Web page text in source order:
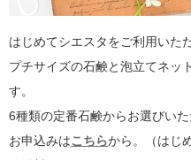
はじめてシエスタをご利用いた
プチサイズの石鹸と泡立てネッ
す。
6種類の定番石鹸からお選びい
お申込みはこちらから。（はじ